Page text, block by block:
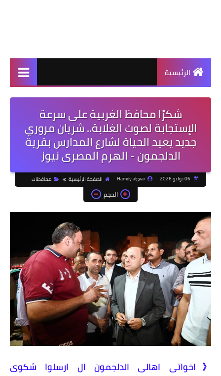
الرئيسية
شكرًا محافظ الغربية على سرعة
الإستجابة لصوت الغلابة.. شريان مروري
جديد يعيد الحياة لشارع المدارس بقرية
الدلجمون - الهرم المصرى نيوز
Hamdy algyar الصفحة الرئيسية محافظات
الحجم
《اخواتى اهالى الدلجمون ال ارسلوا شكوى